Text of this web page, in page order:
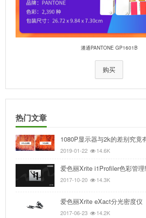
潘通PANTONE GP1601B
购买
热门文章
1080P显示器与2k的差别究竟
2019-01-22 14.6K
爱色丽Xrite i1Profiler色彩管
2017-10-20 14.3K
爱色丽Xrite eXact分光密度仪
2017-06-23 14.2K